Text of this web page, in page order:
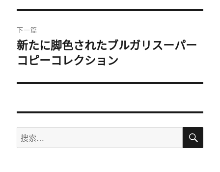
航
章：
下一篇
下
篇
章：
新たに脚色されたブルガリスーパー
コピーコレクション
搜
索：
搜